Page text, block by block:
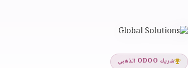
شريك ODOO الذهبي